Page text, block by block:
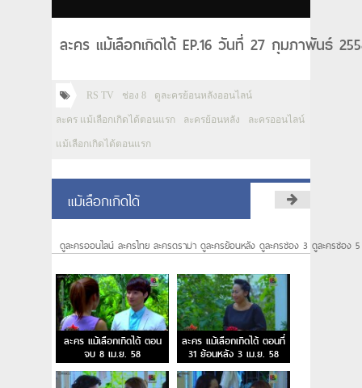
ละคร แม้เลือกเกิดได้ EP.16 วันที่ 27 กุมภาพันธ์
RS TV ช่อง 8 ดูละครย้อนหลังออนไลน์
ละคร แม้เลือกเกิดได้ตอนแรก ละครย้อนหลัง ละครออนไลน์
แม้เลือกเกิดได้ตอนแรก
แม้เลือกเกิดได้
ดูละครออนไลน์ ละครไทย ละครดราม่า ดูละครย้อนหลัง ดูละครช่อง 3 ดูละครช่อง
ละคร แม้เลือกเกิดได้ ตอน
จบ 8 เม.ย. 58
ละคร แม้เลือกเกิดได้ ตอนที่
31 ย้อนหลัง 3 เม.ย. 58